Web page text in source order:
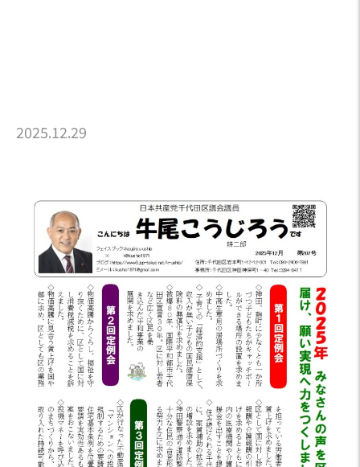
2025.12.29